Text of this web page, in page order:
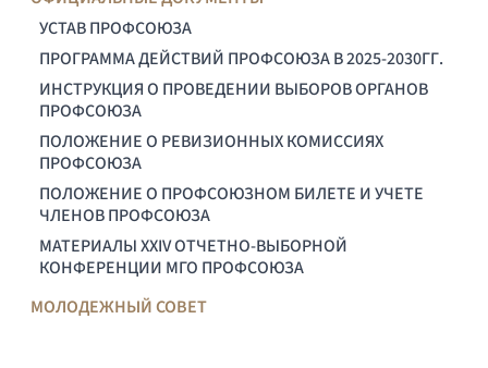
УСТАВ ПРОФСОЮЗА
ПРОГРАММА ДЕЙСТВИЙ ПРОФСОЮЗА В 2025-2030ГГ.
ИНСТРУКЦИЯ О ПРОВЕДЕНИИ ВЫБОРОВ ОРГАНОВ
ПРОФСОЮЗА
ПОЛОЖЕНИЕ О РЕВИЗИОННЫХ КОМИССИЯХ
ПРОФСОЮЗА
ПОЛОЖЕНИЕ О ПРОФСОЮЗНОМ БИЛЕТЕ И УЧЕТЕ
ЧЛЕНОВ ПРОФСОЮЗА
МАТЕРИАЛЫ XXIV ОТЧЕТНО-ВЫБОРНОЙ
КОНФЕРЕНЦИИ МГО ПРОФСОЮЗА
МОЛОДЕЖНЫЙ СОВЕТ